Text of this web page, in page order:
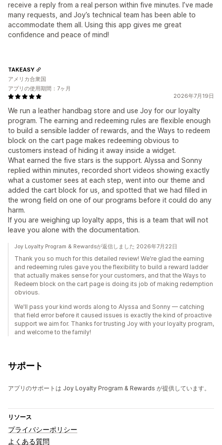
receive a reply from a real person within five minutes. I’ve made
many requests, and Joy’s technical team has been able to
accommodate them all. Using this app gives me great
confidence and peace of mind!
2026年7月19日
We run a leather handbag store and use Joy for our loyalty
program. The earning and redeeming rules are flexible enough
to build a sensible ladder of rewards, and the Ways to redeem
block on the cart page makes redeeming obvious to
customers instead of hiding it away inside a widget.
What earned the five stars is the support. Alyssa and Sonny
replied within minutes, recorded short videos showing exactly
what a customer sees at each step, went into our theme and
added the cart block for us, and spotted that we had filled in
the wrong field on one of our programs before it could do any
harm.
If you are weighing up loyalty apps, this is a team that will not
leave you alone with the documentation.
TAKEASY
アメリカ合衆国
アプリの使用期間：7ヶ月
Joy Loyalty Program & Rewardsが返信しました 2026年7月22日
Thank you so much for this detailed review! We're glad the earning
and redeeming rules gave you the flexibility to build a reward ladder
that actually makes sense for your customers, and that the Ways to
Redeem block on the cart page is doing its job of making redemption
obvious.
We'll pass your kind words along to Alyssa and Sonny — catching
that field error before it caused issues is exactly the kind of proactive
support we aim for. Thanks for trusting Joy with your loyalty program,
and welcome to the family!
サポート
アプリのサポートは Joy Loyalty Program & Rewards が提供しています。
リソース
プライバシーポリシー
よくある質問